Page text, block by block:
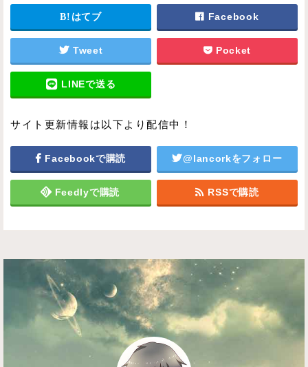
はてブ Facebook
Tweet Pocket
LINEで送る
サイト更新情報は以下より配信中！
Facebookで購読 @lancorkをフォロー
Feedlyで購読 RSSで購読